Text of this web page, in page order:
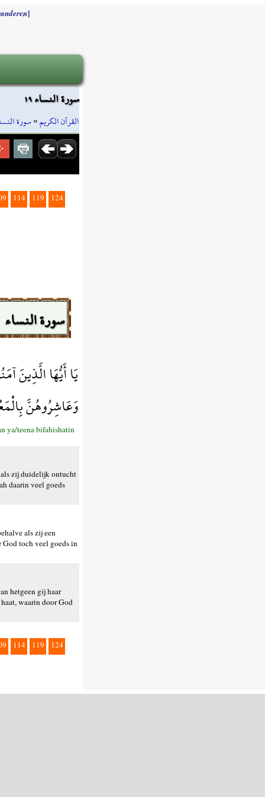
]
سورة النساء ١٩
القرآن الكريم»سورة
114 119
124
سورة النساء
يَا أَيُّهَا الَّذِينَ
وَعَاشِرُوهُنَّ
ya/teena bifahishatin
als zij duidelijk ontucht
daarin veel goeds
als zij een
toch veel goeds in
hetgeen gij haar
waarin door God
114 119
124